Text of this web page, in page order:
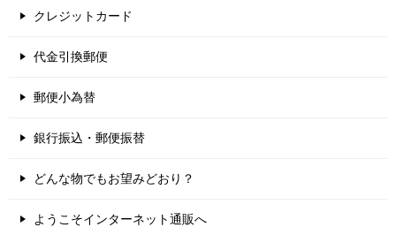
クレジットカード
代金引換郵便
郵便小為替
銀行振込・郵便振替
どんな物でもお望みどおり？
ようこそインターネット通販へ